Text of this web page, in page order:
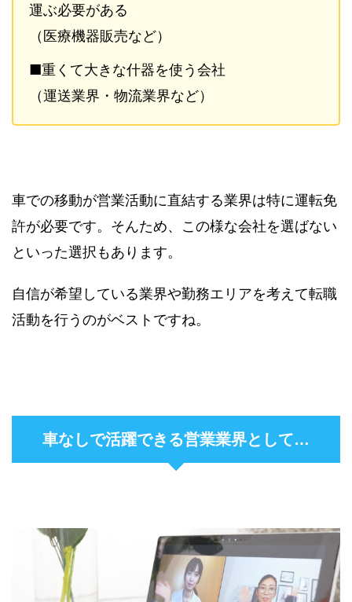
運ぶ必要がある
（医療機器販売など）
■重くて大きな什器を使う会社
（運送業界・物流業界など）
車での移動が営業活動に直結する業界は特に運転免
許が必要です。そんため、この様な会社を選ばない
といった選択もあります。
自信が希望している業界や勤務エリアを考えて転職
活動を行うのがベストですね。
車なしで活躍できる営業業界として…